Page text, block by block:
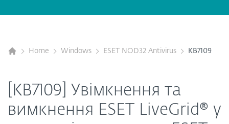
Home Windows ESET NOD32 Antivirus KB7109
[KB7109] Увімкнення та
вимкнення ESET LiveGrid® у